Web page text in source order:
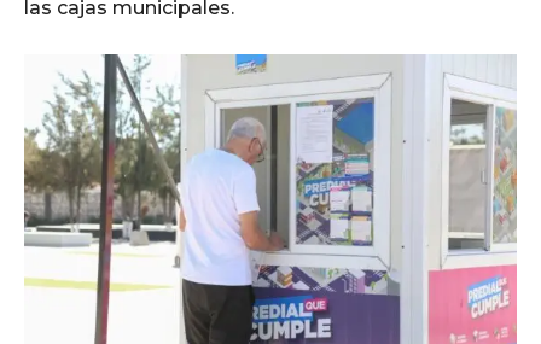
las cajas municipales.